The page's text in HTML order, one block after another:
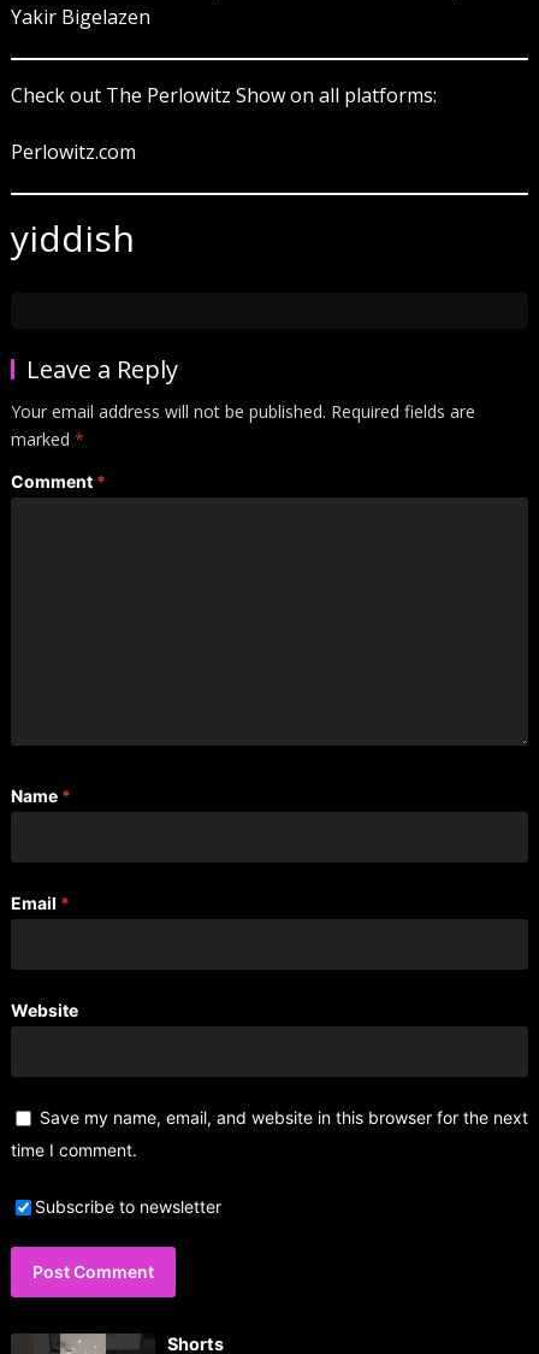
Yakir Bigelazen
Check out The Perlowitz Show on all platforms:
Perlowitz.com
yiddish
Leave a Reply
Your email address will not be published. Required fields are
marked *
Comment *
Name *
Email *
Website
Save my name, email, and website in this browser for the next
time I comment.
Subscribe to newsletter
Shorts